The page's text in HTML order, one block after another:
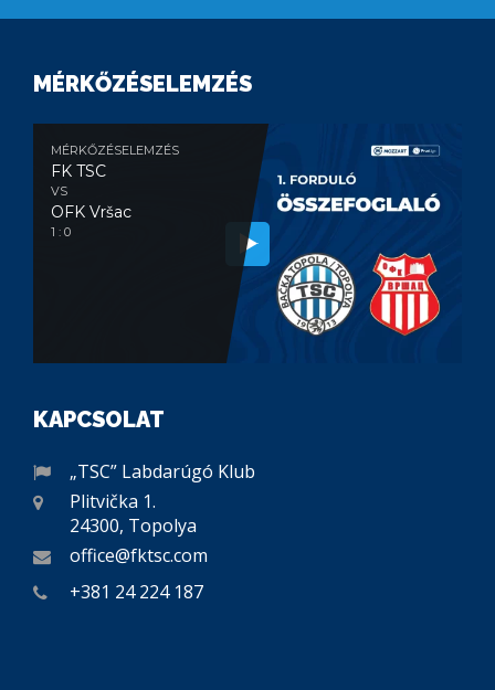
MÉRKŐZÉSELEMZÉS
MÉRKŐZÉSELEMZÉS
FK TSC
VS
OFK Vršac
1 : 0
KAPCSOLAT
„TSC” Labdarúgó Klub
Plitvička 1.
24300, Topolya
office@fktsc.com
+381 24 224 187